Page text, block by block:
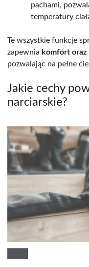
pachami,
temperatury
Te wszystkie funkcje
zapewnia komfort oraz
pozwalając na pełne
Jakie cechy
narciarskie?